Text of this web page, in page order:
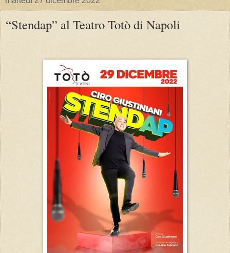
“Stendap” al Teatro Totò di Napoli